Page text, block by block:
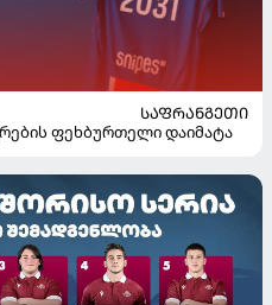
ᲡᲐᲤᲠᲐᲜᲒᲔᲗᲘ
ფეხბურთელი დაიმატა